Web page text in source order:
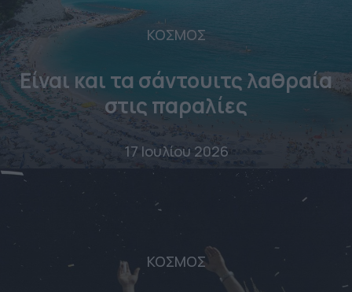
ΚΟΣΜΟΣ
Είναι και τα σάντουιτς λαθραία
στις παραλίες
17 Ιουλίου 2026
ΚΟΣΜΟΣ